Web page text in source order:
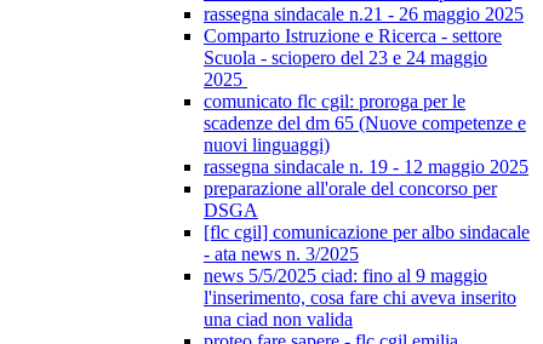
rassegna sindacale n.21 - 26 maggio 2025
Comparto Istruzione e Ricerca - settore
Scuola - sciopero del 23 e 24 maggio
2025
comunicato flc cgil: proroga per le
scadenze del dm 65 (Nuove competenze e
nuovi linguaggi)
rassegna sindacale n. 19 - 12 maggio 2025
preparazione all'orale del concorso per
DSGA
[flc cgil] comunicazione per albo sindacale
- ata news n. 3/2025
news 5/5/2025 ciad: fino al 9 maggio
l'inserimento, cosa fare chi aveva inserito
una ciad non valida